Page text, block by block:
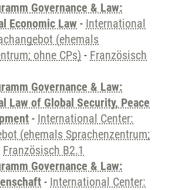
Governance & Law:
Economic Law - International
(ehemals
ohne CPs) - Französisch
Governance & Law:
Law of Global Security, Peace
- International Center:
(ehemals Sprachenzentrum;
Französisch B2.1
Governance & Law:
- International Center: